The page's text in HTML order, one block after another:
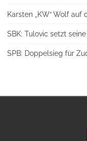
Karsten „KW“ Wolf auf
SBK: Tulovic setzt
SPB: Doppelsieg für